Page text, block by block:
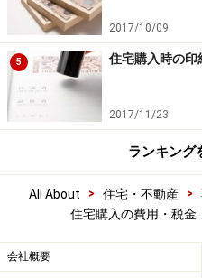
2017/10/09
5 住宅購入時の印
2017/11/23
ランキング
All About > 住宅・不動産 >
住宅購入の費用・税金
会社概要